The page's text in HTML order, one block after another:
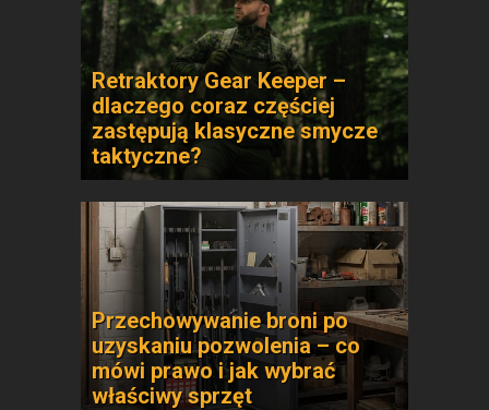
Retraktory Gear Keeper –
dlaczego coraz częściej
zastępują klasyczne smycze
taktyczne?
Przechowywanie broni po
uzyskaniu pozwolenia – co
mówi prawo i jak wybrać
właściwy sprzęt